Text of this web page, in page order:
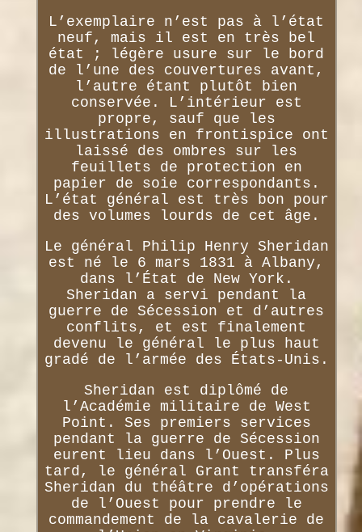
L’exemplaire n’est pas à l’état
neuf, mais il est en très bel
état ; légère usure sur le bord
de l’une des couvertures avant,
l’autre étant plutôt bien
conservée. L’intérieur est
propre, sauf que les
illustrations en frontispice ont
laissé des ombres sur les
feuillets de protection en
papier de soie correspondants.
L’état général est très bon pour
des volumes lourds de cet âge.
Le général Philip Henry Sheridan
est né le 6 mars 1831 à Albany,
dans l’État de New York.
Sheridan a servi pendant la
guerre de Sécession et d’autres
conflits, et est finalement
devenu le général le plus haut
gradé de l’armée des États-Unis.
Sheridan est diplômé de
l’Académie militaire de West
Point. Ses premiers services
pendant la guerre de Sécession
eurent lieu dans l’Ouest. Plus
tard, le général Grant transféra
Sheridan du théâtre d’opérations
de l’Ouest pour prendre le
commandement de la cavalerie de